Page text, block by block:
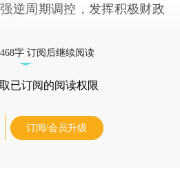
逆周期调控，发挥积极财政
字 订阅后继续阅读
已订阅的阅读权限
订阅/会员升级